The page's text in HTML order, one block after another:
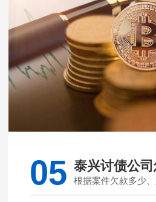
05 泰兴讨债公司
根据案件欠款多少